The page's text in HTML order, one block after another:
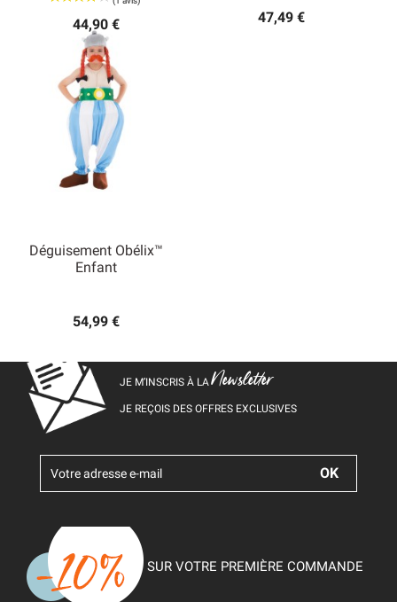
44,90 € 47,49 €
Déguisement Obélix™
Enfant
54,99 €
JE M’INSCRIS À LANewsletter
JE REÇOIS DES OFFRES EXCLUSIVES
SUR VOTRE PREMIÈRE COMMANDE